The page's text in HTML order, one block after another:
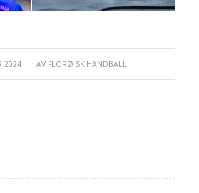
2024 AV FLORØ SK HANDBALL